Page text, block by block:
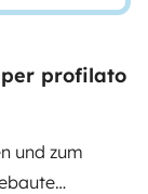
profilato
und zum